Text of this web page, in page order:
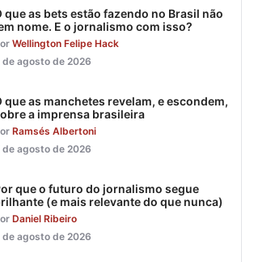
que as bets estão fazendo no Brasil não
nome. E o jornalismo com isso?
Wellington Felipe Hack
de agosto de 2026
que as manchetes revelam, e escondem,
a imprensa brasileira
Ramsés Albertoni
de agosto de 2026
que o futuro do jornalismo segue
(e mais relevante do que nunca)
Daniel Ribeiro
de agosto de 2026